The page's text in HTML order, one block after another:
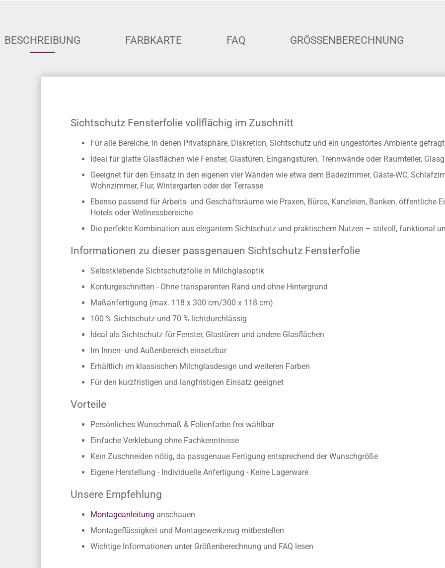
BESCHREIBUNG FARBKARTE FAQ GRÖSSENBERECHNUNG
Sichtschutz Fensterfolie vollflächig im Zuschnitt
Für alle Bereiche, in denen Privatsphäre, Diskretion, Sichtschutz und ein ungestörtes Ambiente
Ideal für glatte Glasflächen wie Fenster, Glastüren, Eingangstüren, Trennwände oder Raumteiler,
Geeignet für den Einsatz in den eigenen vier Wänden wie etwa dem Badezimmer, Gäste-WC,
Wohnzimmer, Flur, Wintergarten oder der Terrasse
Ebenso passend für Arbeits- und Geschäftsräume wie Praxen, Büros, Kanzleien, Banken, öffentliche
Hotels oder Wellnessbereiche
Die perfekte Kombination aus elegantem Sichtschutz und praktischem Nutzen – stilvoll, funktional
Informationen zu dieser passgenauen Sichtschutz Fensterfolie
Selbstklebende Sichtschutzfolie in Milchglasoptik
Konturgeschnitten - Ohne transparenten Rand und ohne Hintergrund
Maßanfertigung (max. 118 x 300 cm/300 x 118 cm)
100 % Sichtschutz und 70 % lichtdurchlässig
Ideal als Sichtschutz für Fenster, Glastüren und andere Glasflächen
Im Innen- und Außenbereich einsetzbar
Erhältlich im klassischen Milchglasdesign und weiteren Farben
Für den kurzfristigen und langfristigen Einsatz geeignet
Vorteile
Persönliches Wunschmaß & Folienfarbe frei wählbar
Einfache Verklebung ohne Fachkenntnisse
Kein Zuschneiden nötig, da passgenaue Fertigung entsprechend der Wunschgröße
Eigene Herstellung - Individuelle Anfertigung - Keine Lagerware
Unsere Empfehlung
Montageanleitung anschauen
Montageflüssigkeit und Montagewerkzeug mitbestellen
Wichtige Informationen unter Größenberechnung und FAQ lesen